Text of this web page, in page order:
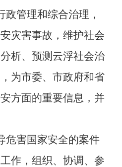
管理和综合治理，
灾害事故，维护社会
析、预测云浮社会治
为市委、市政府和省
方面的重要信息，并
害国家安全的案件
作，组织、协调、参